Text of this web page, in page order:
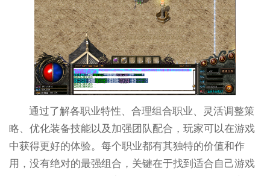
通过了解各职业特性、合理组合职业、灵活调整策
略、优化装备技能以及加强团队配合，玩家可以在游戏
中获得更好的体验。每个职业都有其独特的价值和作
用，没有绝对的最强组合，关键在于找到适合自己游戏